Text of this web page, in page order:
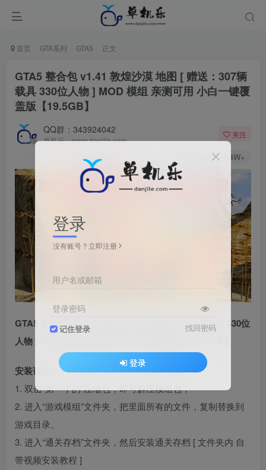
首页 GTA系列 GTA5 正文
GTA5 整合包 v1.41 敦煌沙漠 地图 [ 赠送：307辆
载具 330位人物 ] MOD 模组 亲测可用 小白一键覆
盖版【19.5GB】
QQ群：343924042
单机乐：www.danjile.com
关注
2.4W+
GTA5 整合包 v1.41 敦煌沙漠 地图 [ 赠送：307辆载具 330位
人物 ] MOD 模组 亲测可用 小白一键覆盖版【19.5GB】
安装说明：
1. 双击“第一个的”压缩包，即可解压模组包，
2. 进入“游戏模组”文件夹，把里面所有的文件，复制替换到
游戏目录。
3. 进入“通关存档”文件夹，然后安装通关存档 [ 文件夹内 自
带视频安装教程 ]
登录
没有账号？立即注册
用户名或邮箱
登录密码
记住登录 找回密码
登录